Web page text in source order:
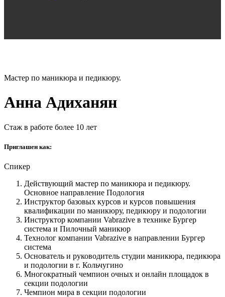
Мастер по маникюра и педикюру.
Анна Адиханян
Стаж в работе более 10 лет
Приглашен как:
Спикер
Действующий мастер по маникюра и педикюру.
Основное направление Подология
Инструктор базовых курсов и курсов повышения
квалификации по маникюру, педикюру и подологии
Инструктор компании Vabrazive в технике Бургер
система и Пилочный маникюр
Технолог компании Vabrazive в направлении Бургер
система
Основатель и руководитель студии маникюра, педикюра
и подологии в г. Кольчугино
Многократный чемпион очных и онлайн площадок в
секции подологии
Чемпион мира в секции подологии